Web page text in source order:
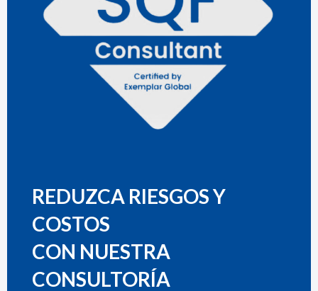
REDUZCA RIESGOS Y
COSTOS
CON NUESTRA
CONSULTORÍA